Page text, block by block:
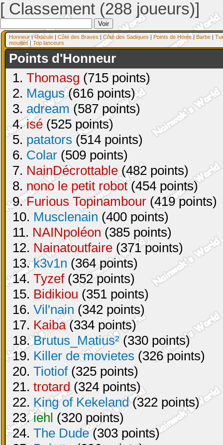
[ Classement (288 joueurs)]
Honneur|Ridicule | Côté des Braves | Côté des Sadiques | Points de Honte| Barbe |
mouillés| Top lanceurs
Points d'Honneur
1. Thomasg (715 points)
2. Magus(616 points)
3. adream (587 points)
4.isé (525 points)
5. patators (514 points)
6. Colar (509 points)
7. NainDécrottable (482 points)
8. nono le petit robot(454 points)
9.Furious Topinambour (419 points)
10. Musclenain (400 points)
11. NAINpoléon (385 points)
12. Nainatoutfaire (371 points)
13.k3v1n (364 points)
14. Tyzef(352 points)
15. Bidikiou (351 points)
16. Vil'nain (342 points)
17. Kaiba(334 points)
18.Brutus_Matius²(330 points)
19. Killer de movietes (326 points)
20. Tiotiof(325 points)
21. trotard(324 points)
22. King of Kekeland(322 points)
23.iehl (320 points)
24. The Dude(303 points)